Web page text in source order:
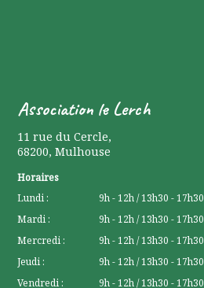
Association le Lerch
11 rue du Cercle,
68200, Mulhouse
Horaires
Lundi :
9h - 12h / 13h30 - 17h30
Mardi :
9h - 12h / 13h30 - 17h30
Mercredi :
9h - 12h / 13h30 - 17h30
Jeudi :
9h - 12h / 13h30 - 17h30
Vendredi :
9h - 12h / 13h30 - 17h30